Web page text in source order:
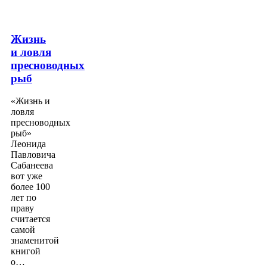
Жизнь
и ловля
пресноводных
рыб
«Жизнь и
ловля
пресноводных
рыб»
Леонида
Павловича
Сабанеева
вот уже
более 100
лет по
праву
считается
самой
знаменитой
книгой
о…